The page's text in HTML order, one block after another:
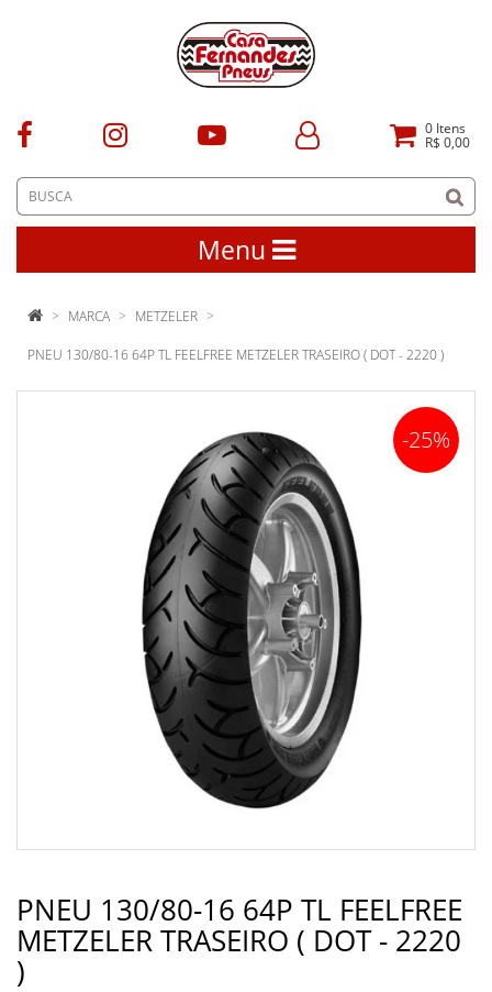
0 Itens
R$ 0,00
Menu
MARCA METZELER
PNEU 130/80-16 64P TL FEELFREE METZELER TRASEIRO ( DOT - 2220 )
-25%
PNEU 130/80-16 64P TL FEELFREE
METZELER TRASEIRO ( DOT - 2220
)